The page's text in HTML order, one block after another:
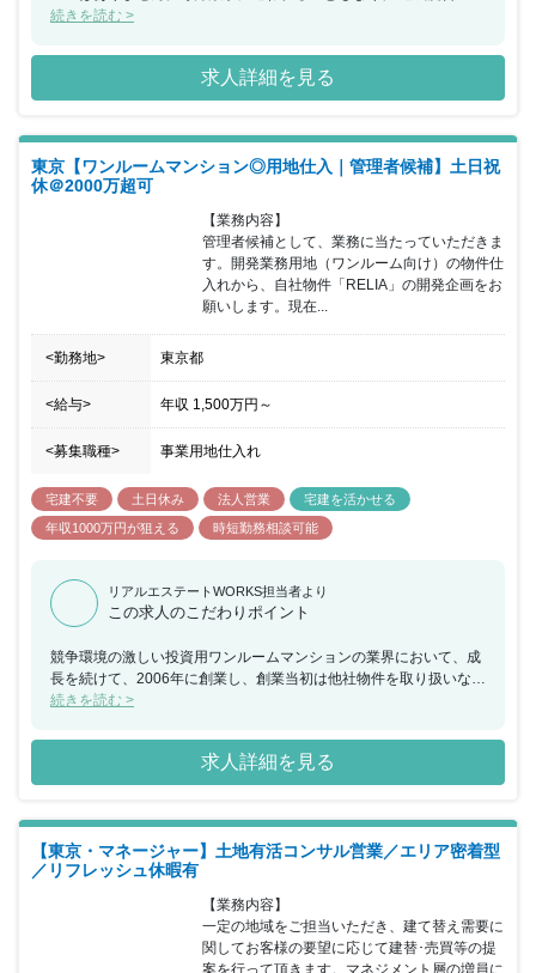
よって給与に変動もありませんので、働き方を変えたい方へおすす
定して稼げる環境ですので同業界経験者も多く入社しています。 将
来の上り幅についても、主任クラスで550万～600万、所長クラス
で800万～850万、部長クラスで1000万以上と伸び幅もしっかりあ
の打ち合わせが一切ないため、残業は月20h程度と少なくなってい
ます。 休みは水曜＋1日という形ですが、希望があれば土日休みの
取得も可能です。また半休制度もあるため柔軟な働き方が実現でき
火曜ノー残業デー、時短勤務制度などの福利厚生も充実していま
続きを読む >
求人詳細を見る
東京【ワンルームマンション◎用地仕入｜管理者候補】土日祝
休＠2000万超可
【業務内容】
管理者候補として、業務に当たっていただきま
す。開発業務用地（ワンルーム向け）の物件仕
入れから、自社物件「RELIA」の開発企画をお
願いします。現在...
<勤務地> 東京都
<給与> 年収 1,500万円 ～
<募集職種> 事業用地仕入れ
宅建不要 土日休み 法人営業
宅建を活かせる
年収1000万円が狙える
時短勤務相談可能
リアルエステートWORKS担当者より
この求人のこだわりポイント
競争環境の激しい投資用ワンルームマンションの業界において、成
長を続けて、2006年に創業し、創業当初は他社物件を取り扱いなが
ら、確かな営業力で着実に業績をあげていきました。 今ではNITOH
を展開しており自社で仕入れ、販売、管理の機能を一貫して持つ体
制を築いています。管理戸数1665件、空室件数0件、入居率100％
です。 現在、積極的に事業展開をしております。将来的なビジョン
件開発がミッションとなります。 【働きやすい環境を用意します】
結婚や出産、育児、介護など、社員にもさまざまな節目がありま
す。そんな場面でも安心して働き、長く活躍してもらえるよう環境
し、残業や休日出勤の削減ないし代休などを徹底するとともに、時
短勤務や産休・育休といった制度の運用を推進してきました。社内
研修や資格取得支援のように、社員の成長を促進する取り組みも積
続きを読む >
求人詳細を見る
【東京・マネージャー】土地有活コンサル営業／エリア密着型
／リフレッシュ休暇有
【業務内容】
一定の地域をご担当いただき、建て替え需要に
関してお客様の要望に応じて建替･売買等の提
案を行って頂きます。マネジメント層の増員に